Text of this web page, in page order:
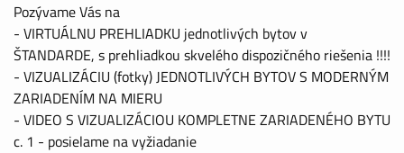
Pozývame Vás na
- VIRTUÁLNU PREHLIADKU jednotlivých bytov v
ŠTANDARDE, s prehliadkou skvelého dispozičného riešenia !!!!
- VIZUALIZÁCIU (fotky) JEDNOTLIVÝCH BYTOV S MODERNÝM
ZARIADENÍM NA MIERU
- VIDEO S VIZUALIZÁCIOU KOMPLETNE ZARIADENÉHO BYTU
c. 1 - posielame na vyžiadanie